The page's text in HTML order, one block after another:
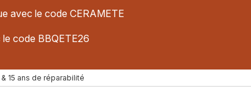
avec le code CERAMETE
code BBQETE26
15 ans de réparabilité